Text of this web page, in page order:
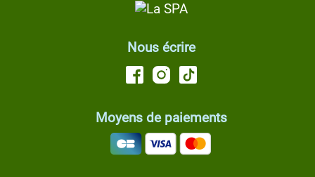
Nous écrire
Moyens de paiements